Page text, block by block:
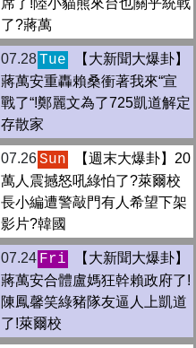
了?蔣萬
07.28Tue
【大新聞大爆卦】
蔣萬安重轟賴桑衝著我來“宣
戰了“!鄭麗文為了725凱道解定
存散家
07.26Sun
【週末大爆卦】20
萬人震撼怒吼綠怕了?萊爾校
長小編遭警敲門有人希望下架
影片?韓國
07.24 Fri
【大新聞大爆卦】
蔣萬安合體盧媽狂幹賴政府了!
陳鳳馨笑綠豬隊友逼人上凱道
了!萊爾校